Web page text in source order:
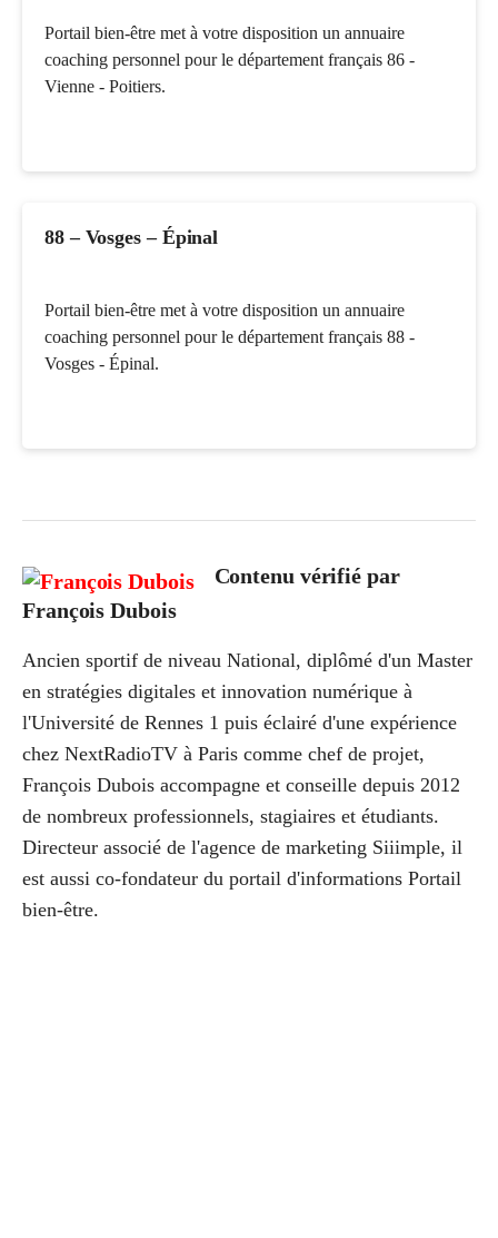
Portail bien-être met à votre disposition un annuaire
coaching personnel pour le département français 86 -
Vienne - Poitiers.
88 – Vosges – Épinal
Portail bien-être met à votre disposition un annuaire
coaching personnel pour le département français 88 -
Vosges - Épinal.
Contenu vérifié par
François Dubois
Ancien sportif de niveau National, diplômé d'un Master
en stratégies digitales et innovation numérique à
l'Université de Rennes 1 puis éclairé d'une expérience
chez NextRadioTV à Paris comme chef de projet,
François Dubois accompagne et conseille depuis 2012
de nombreux professionnels, stagiaires et étudiants.
Directeur associé de l'agence de marketing Siiimple, il
est aussi co-fondateur du portail d'informations Portail
bien-être.